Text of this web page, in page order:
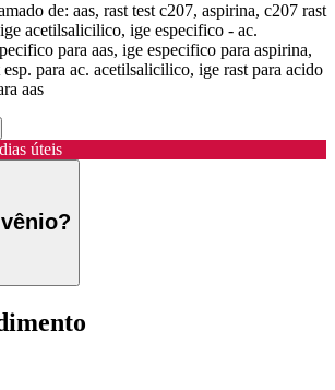
de: aas, rast test c207, aspirina, c207 rast
acetilsalicilico, ige especifico - ac.
para aas, ige especifico para aspirina,
para ac. acetilsalicilico, ige rast para acido
aas
úteis